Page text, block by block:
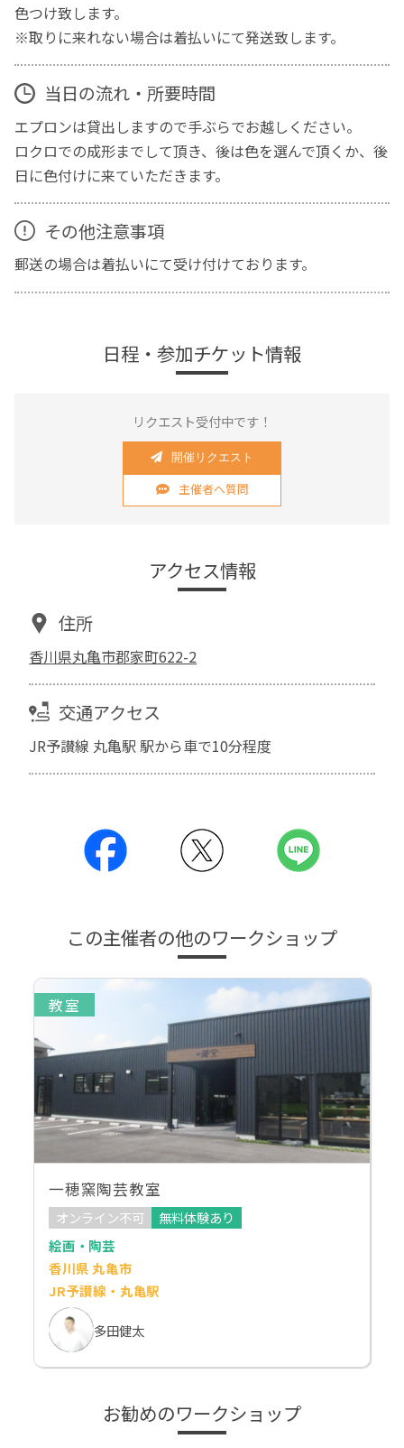
色つけ致します。
※取りに来れない場合は着払いにて発送致します。
当日の流れ・所要時間
エプロンは貸出しますので手ぶらでお越しください。
ロクロでの成形までして頂き、後は色を選んで頂くか、後
日に色付けに来ていただきます。
その他注意事項
郵送の場合は着払いにて受け付けております。
日程・参加チケット情報
リクエスト受付中です！
開催リクエスト
主催者へ質問
アクセス情報
住所
香川県丸亀市郡家町622-2
交通アクセス
JR予讃線 丸亀駅 駅から車で10分程度
この主催者の他のワークショップ
教室
一穂窯陶芸教室
オンライン不可
無料体験あり
絵画・陶芸
香川県 丸亀市
JR予讃線・丸亀駅
多田健太
お勧めのワークショップ